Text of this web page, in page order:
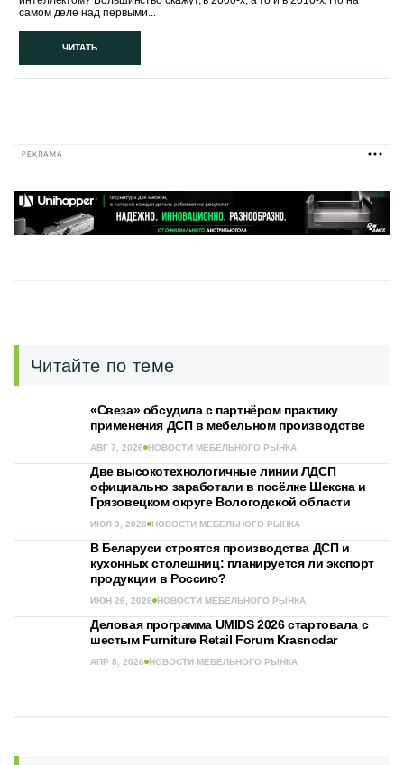
самом деле над первыми...
ЧИТАТЬ
РЕКЛАМА
Читайте по теме
«Свеза» обсудила с партнёром практику
применения ДСП в мебельном производстве
АВГ 7, 2026 НОВОСТИ МЕБЕЛЬНОГО РЫНКА
Две высокотехнологичные линии ЛДСП
официально заработали в посёлке Шексна и
Грязовецком округе Вологодской области
ИЮЛ 3, 2026 НОВОСТИ МЕБЕЛЬНОГО РЫНКА
В Беларуси строятся производства ДСП и
кухонных столешниц: планируется ли экспорт
продукции в Россию?
ИЮН 26, 2026 НОВОСТИ МЕБЕЛЬНОГО РЫНКА
Деловая программа UMIDS 2026 стартовала c
шестым Furniture Retail Forum Krasnodar
АПР 8, 2026 НОВОСТИ МЕБЕЛЬНОГО РЫНКА